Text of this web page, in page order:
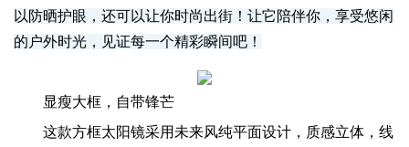
以防晒护眼，还可以让你时尚出街！让它陪伴你，享受悠闲
的户外时光，见证每一个精彩瞬间吧！
显瘦大框，自带锋芒
这款方框太阳镜采用未来风纯平面设计，质感立体，线